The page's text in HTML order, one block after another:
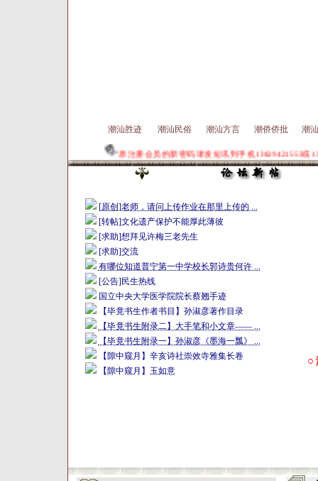
潮汕胜迹 潮汕民俗 潮汕方言 潮侨侨批 潮
"原注册会员的新密码请发短讯到手机13829421553或
[原创]老师，请问上传作业在那里上传的 ...
[转帖]文化遗产保护不能厚此薄彼
[求助]想拜见许梅三老先生
[求助]交流
有哪位知道普宁第一中学校长郭诗贵何许 ...
[公告]民生热线
国立中央大学医学院院长蔡翘手迹
【毕竟书生作者书目】孙淑彦著作目录
【毕竟书生附录二】大手笔和小文章—— ...
【毕竟书生附录一】孙淑彦《墨海一瓢》 ...
【隙中窥月】辛亥诗社崇效寺雅集长卷
【隙中窥月】玉如意
○